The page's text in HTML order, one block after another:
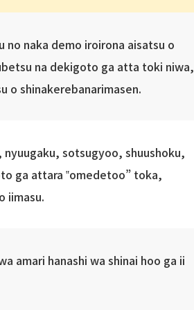
naka demo iroirona aisatsu o
na dekigoto ga atta toki niwa,
o shinakerebanarimasen.
sotsugyoo, shuushoku,
ga attara ‟omedetoo” toka,
iimasu.
amari hanashi wa shinai hoo ga ii